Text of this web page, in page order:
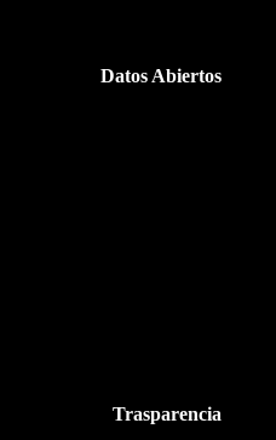
Datos Abiertos
Trasparencia